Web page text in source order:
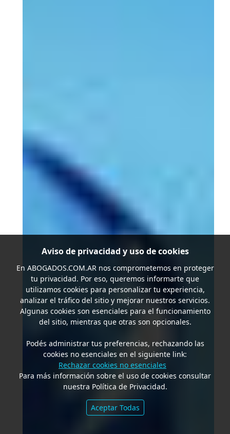
Aviso de privacidad y uso de cookies
En ABOGADOS.COM.ARnos comprometemos en proteger
tu privacidad. Por eso, queremos informarte que
utilizamos cookies para personalizar tu experiencia,
analizar el tráfico del sitio y mejorar nuestros servicios.
Algunas cookies son esenciales para el funcionamiento
del sitio, mientras que otras son opcionales.
Podés administrar tus preferencias, rechazando las
cookies no esenciales en el siguiente link:
Rechazar cookies no esenciales
Para más información sobre el uso de cookies consultar
nuestra Política de Privacidad.
Aceptar Todas